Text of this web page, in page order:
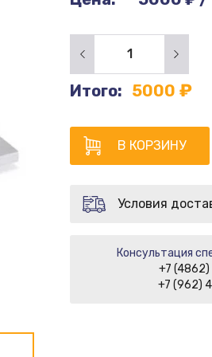
Итого: 5000 ₽
В КОРЗИНУ
Условия
Консультация
+7
+7 (962)